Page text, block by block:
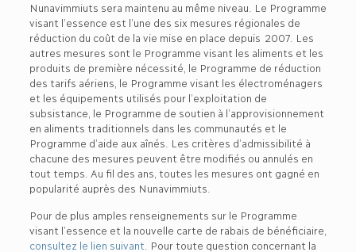
Nunavimmiuts sera maintenu au même niveau. Le Programme
visant l’essence est l’une des six mesures régionales de
réduction du coût de la vie mise en place depuis 2007. Les
autres mesures sont le Programme visant les aliments et les
produits de première nécessité, le Programme de réduction
des tarifs aériens, le Programme visant les électroménagers
et les équipements utilisés pour l’exploitation de
subsistance, le Programme de soutien à l’approvisionnement
en aliments traditionnels dans les communautés et le
Programme d’aide aux aînés. Les critères d’admissibilité à
chacune des mesures peuvent être modifiés ou annulés en
tout temps. Au fil des ans, toutes les mesures ont gagné en
popularité auprès des Nunavimmiuts.
Pour de plus amples renseignements sur le Programme
visant l’essence et la nouvelle carte de rabais de bénéficiaire,
consultez le lien suivant . Pour toute question concernant la